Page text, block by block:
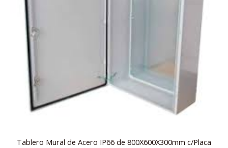
Tablero Mural de Acero IP66 de 800X600X300mm c/Placa